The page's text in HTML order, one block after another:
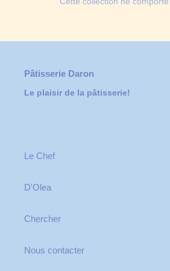
t
o
Pâtisserie Daron
Le plaisir de la pâtisserie!
Le Chef
D'Olea
Chercher
Nous contacter